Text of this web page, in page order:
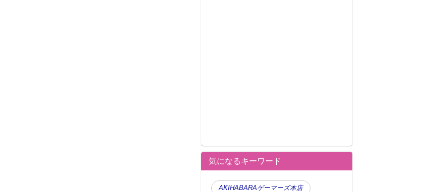
気になるキーワード
AKIHABARAゲーマーズ本店